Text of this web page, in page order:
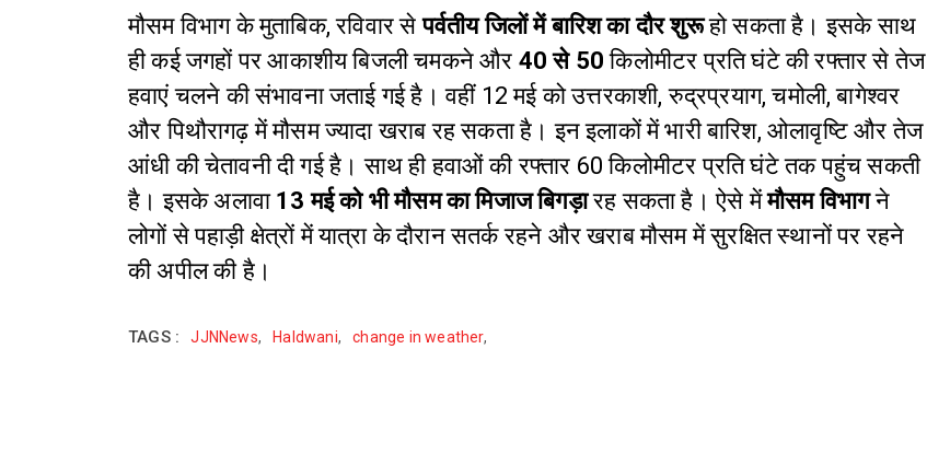
मौसम विभाग के मुताबिक, रविवार से पर्वतीय जिलों में बारिश का दौर शुरूहो सकता है। इसके साथ
ही कई जगहों पर आकाशीय बिजली चमकने और 40 से 50किलोमीटर प्रति घंटे की रफ्तार से तेज
हवाएं चलने की संभावना जताई गई है।वहीं 12 मई को उत्तरकाशी, रुद्रप्रयाग, चमोली, बागेश्वर
और पिथौरागढ़ में मौसम ज्यादा खराब रह सकता है। इन इलाकों में भारी बारिश, ओलावृष्टि और तेज
आंधी की चेतावनी दी गई है। साथ ही हवाओं की रफ्तार 60 किलोमीटर प्रति घंटे तक पहुंच सकती
है।इसके अलावा 13 मई को भी मौसम का मिजाज बिगड़ारह सकता है। ऐसे मेंमौसम विभागने
लोगों से पहाड़ी क्षेत्रों में यात्रा के दौरान सतर्क रहने और खराब मौसम में सुरक्षित स्थानों पर रहने
की अपील की है।
TAGS : JJNNews, Haldwani, change in weather,